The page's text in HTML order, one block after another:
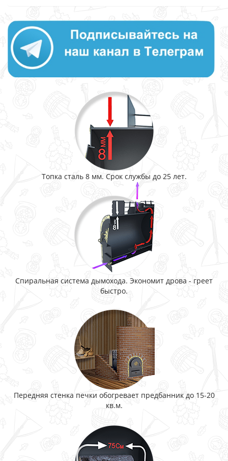
Топка сталь 8 мм. Срок службы до 25 лет.
Спиральная система дымохода. Экономит дрова - греет
быстро.
Передняя стенка печки обогревает предбанник до 15-20
кв.м.